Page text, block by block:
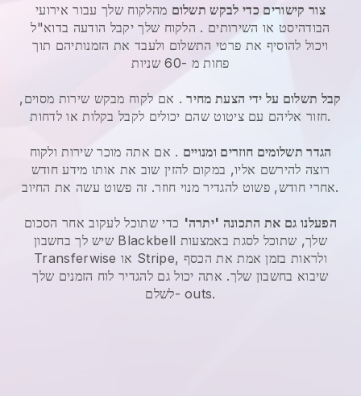
צור קישורים כדי לבקש תשלום מהלקוח שלך עבור אירועי
הבודהיסט או השירותים . הלקוח שלך יקבל הודעה בדוא"ל
ויכול להוסיף את פרטי התשלום ולעבד את הזמנותיהם תוך
פחות מ -60 שניות
קבל תשלום על ידי הצעת מחיר. אם לקוח מבקש שירות מסוים,
חזור אליהם עם ציטוט שהם יכולים לקבל בקלות או לדחות.
הגדר תשלומים חוזרים ומנויים . אם אתה מוכר שירות ולקוח
רוצה להירשם אליו, במקום להזין שוב את אותו מידע חודש
אחרי חודש, פשוט להגדיר מנוי חוזר. זה פשוט עשה את החיוב.
הפעלנו גם את התכונה 'יתרה' כדי שתוכל לעקוב אחר הסכום
Blackbell
Transferwise או Stripe, ולראות בזמן אמת את הכסף
שיבוא בחשבון שלך. אתה יכול גם להגדיר לוח הזמנים שלך
לשלם- outs.